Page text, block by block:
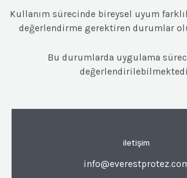
Kullanım sürecinde bireysel uyum
değerlendirme gerektiren durumlar
Bu durumlarda uygulama
iletişim